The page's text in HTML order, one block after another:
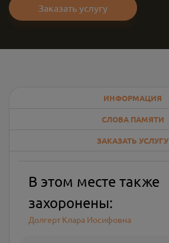
Заказать услугу
ИНФОРМАЦИЯ
СЛОВА ПАМЯТИ
ЗАКАЗАТЬ УСЛУГУ
В этом месте также
захоронены:
Долгерт Клара Иосифовна